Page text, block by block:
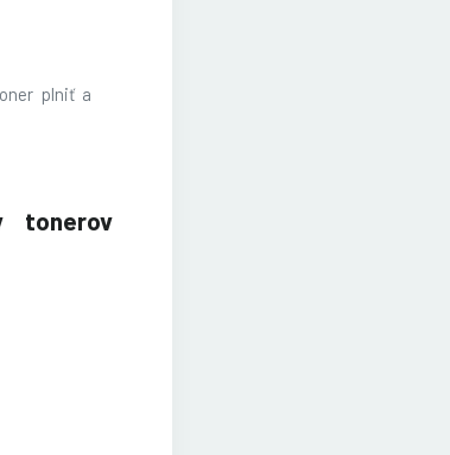
plniť a
tonerov